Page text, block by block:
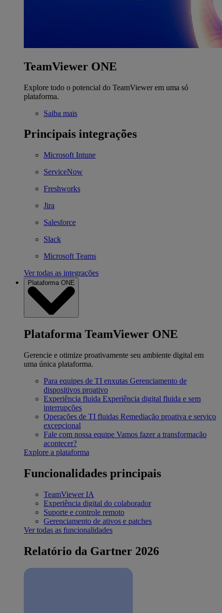
TeamViewer ONE
Explore todo o potencial do TeamViewer em uma só
plataforma.
Saiba mais
Principais integrações
Microsoft Intune
ServiceNow
Freshworks
Jira
Salesforce
Slack
Microsoft Teams
Ver todas as integrações
Plataforma ONE
Plataforma TeamViewer ONE
Gerencie e otimize proativamente seu ambiente digital em
uma única plataforma.
Para equipes de TI enxutas Gerenciamento de
dispositivos proativo
Experiência fluida Experiência digital fluida e sem
interrupções
Operações de TI fluidas Remediação proativa e serviço
excepcional
Fale com nossa equipe Vamos fazer a transformação
acontecer?
Explore a plataforma
Funcionalidades principais
TeamViewer IA
Experiência digital do colaborador
Suporte e controle remoto
Gerenciamento de ativos e patches
Ver todas as funcionalidades
Relatório da Gartner 2026